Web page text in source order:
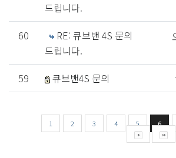
드립니다.
60
RE: 큐브밴 4S 문의
드립니다.
59 큐브밴4S 문의
1 2 3 4 5 6